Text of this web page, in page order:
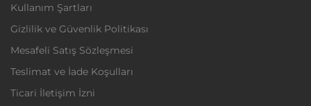
Kullanım Şartları
Gizlilik ve Güvenlik Politikası
Mesafeli Satış Sözleşmesi
Teslimat ve İade Koşulları
Ticari İletişim İzni